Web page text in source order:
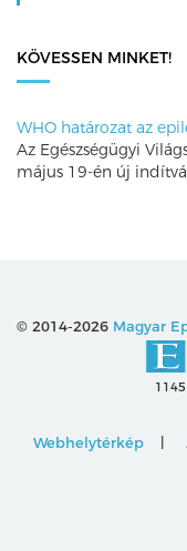
KÖVESSEN MINKET!
WHO határozat az
Az Egészségügyi
május 19-én új
© 2014-2026 Magyar
Webhelytérkép